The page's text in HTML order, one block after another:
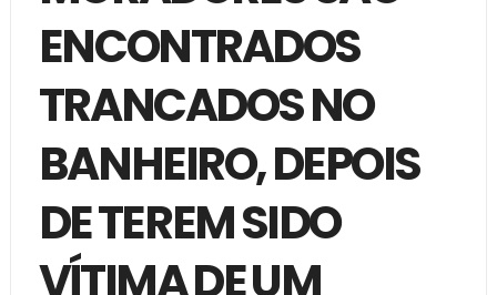
ENCONTRADOS
TRANCADOS NO
BANHEIRO, DEPOIS
DE TEREM SIDO
VÍTIMA DE UM